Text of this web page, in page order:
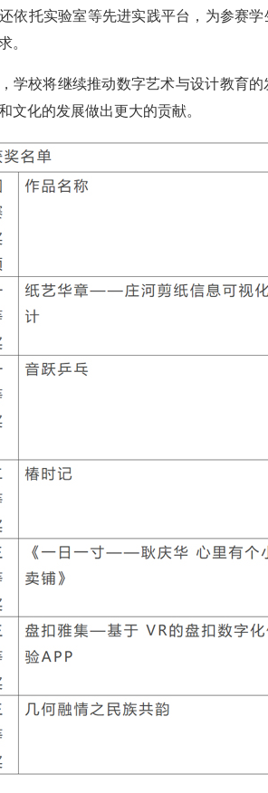
依托实验室等先进实践平台，为参赛
。
学校将继续推动数字艺术与设计教育
文化的发展做出更大的贡献。